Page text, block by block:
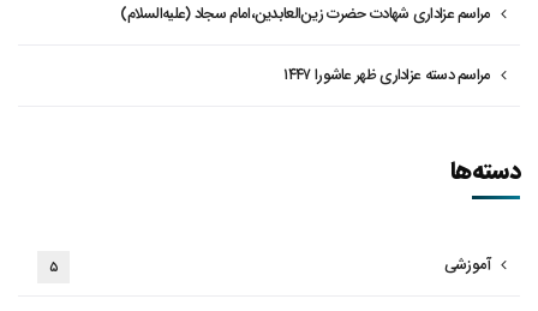
مراسم عزاداری شهادت حضرت زین‌العابدین،امام سجاد (علیه‌السلام)
مراسم دسته عزاداری ظهر عاشورا ۱۴۴۷
دسته‌ها
آموزشی ۵